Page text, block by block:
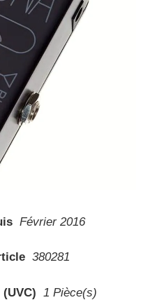
Février 2016
380281
1 Pièce(s)